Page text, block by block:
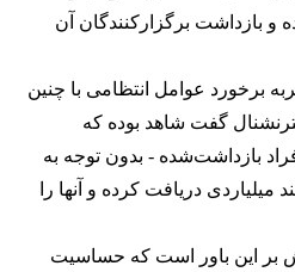
و بازداشت برگزارکنندگان آن
برخورد عوامل انتظامی با چنین
گفت شاهد بوده که
بازداشت‌‌شده - بدون توجه به
دریافت کرده و آنها را
بر این باور است که حساسیت